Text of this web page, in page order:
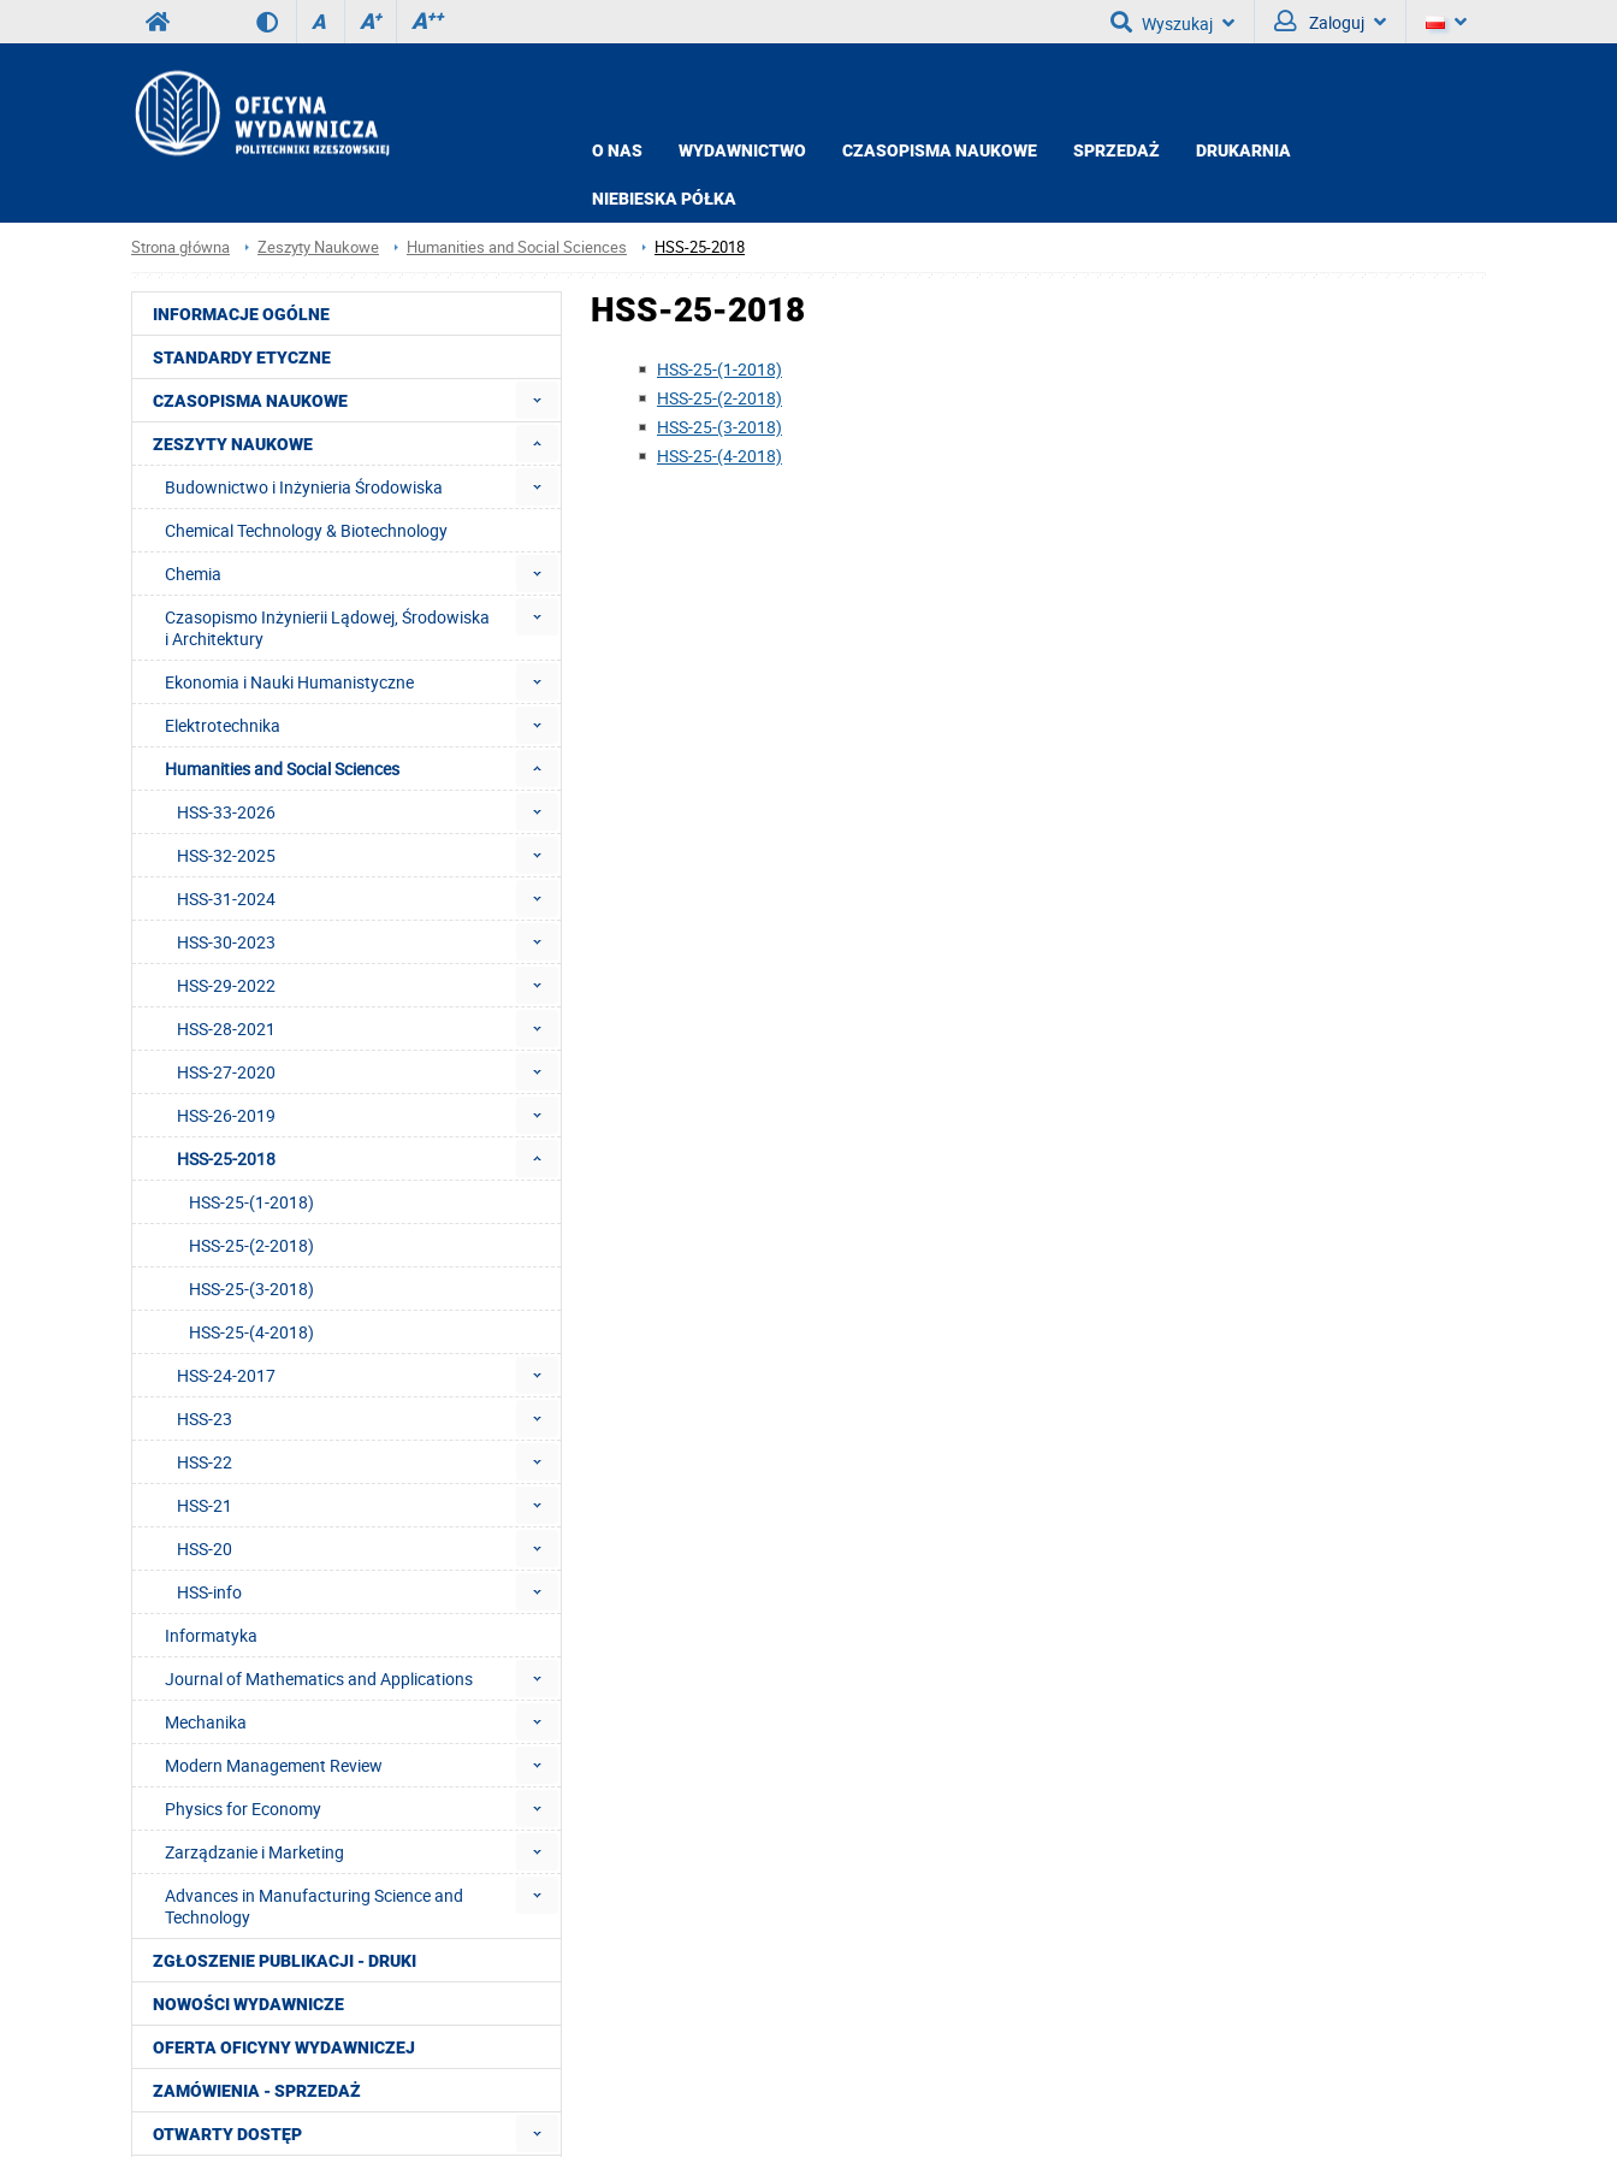
A A+ A++ Wyszukaj Zaloguj
O NAS WYDAWNICTWO CZASOPISMA NAUKOWE SPRZEDAŻ DRUKARNIA
NIEBIESKA PÓŁKA
Strona główna Zeszyty Naukowe Humanities and Social Sciences HSS-25-2018
INFORMACJE OGÓLNE
STANDARDY ETYCZNE
CZASOPISMA NAUKOWE
ZESZYTY NAUKOWE
Budownictwo i Inżynieria Środowiska
Chemical Technology & Biotechnology
Chemia
Czasopismo Inżynierii Lądowej, Środowiska
i Architektury
Ekonomia i Nauki Humanistyczne
Elektrotechnika
Humanities and Social Sciences
HSS-33-2026
HSS-32-2025
HSS-31-2024
HSS-30-2023
HSS-29-2022
HSS-28-2021
HSS-27-2020
HSS-26-2019
HSS-25-2018
HSS-25-(1-2018)
HSS-25-(2-2018)
HSS-25-(3-2018)
HSS-25-(4-2018)
HSS-24-2017
HSS-23
HSS-22
HSS-21
HSS-20
HSS-info
Informatyka
Journal of Mathematics and Applications
Mechanika
Modern Management Review
Physics for Economy
Zarządzanie i Marketing
Advances in Manufacturing Science and
Technology
ZGŁOSZENIE PUBLIKACJI - DRUKI
NOWOŚCI WYDAWNICZE
OFERTA OFICYNY WYDAWNICZEJ
ZAMÓWIENIA - SPRZEDAŻ
OTWARTY DOSTĘP
HSS-25-2018
HSS-25-(1-2018)
HSS-25-(2-2018)
HSS-25-(3-2018)
HSS-25-(4-2018)